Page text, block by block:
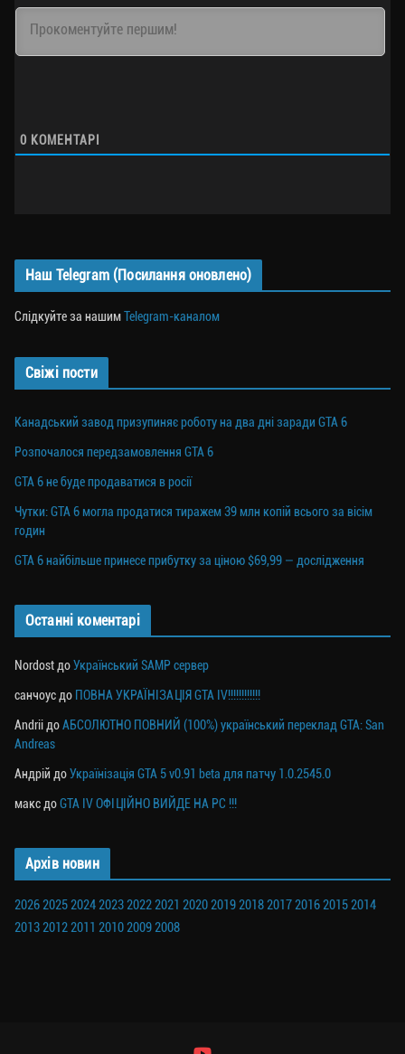
0 КОМЕНТАРІ
Наш Telegram (Посилання оновлено)
Слідкуйте за нашимTelegram-каналом
Свіжі пости
Канадський завод призупиняє роботу на два дні заради GTA 6
Розпочалося передзамовлення GTA 6
GTA 6 не буде продаватися в росії
Чутки: GTA 6 могла продатися тиражем 39 млн копій всього за вісім
годин
GTA 6 найбільше принесе прибутку за ціною $69,99 — дослідження
Останні коментарі
NordostдоУкраїнський SAMP сервер
санчоусдо ПОВНА УКРАЇНІЗАЦІЯ GTA IV!!!!!!!!!!!!
AndriiдоАБСОЛЮТНО ПОВНИЙ (100%) український переклад GTA: San
Andreas
Андрій доУкраїнізація GTA 5 v0.91 beta для патчу 1.0.2545.0
максдоGTA IV ОФІЦІЙНО ВИЙДЕ НА PC !!!
Архів новин
202620252024202320222021 2020201920182017201620152014
201320122011 201020092008